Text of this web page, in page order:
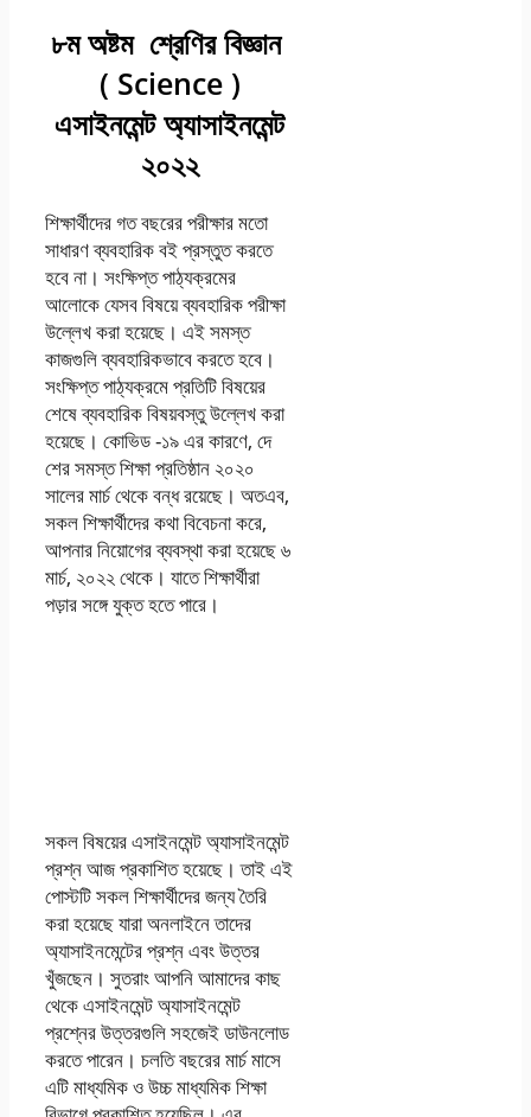
৮ম অষ্টম শ্রেণির বিজ্ঞান
( Science )
এসাইনমেন্ট অ্যাসাইনমেন্ট
২০২২
শিক্ষার্থীদের গত বছরের পরীক্ষার মতো
সাধারণ ব্যবহারিক বই প্রস্তুত করতে
হবে না। সংক্ষিপ্ত পাঠ্যক্রমের
আলোকে যেসব বিষয়ে ব্যবহারিক পরীক্ষা
উল্লেখ করা হয়েছে। এই সমস্ত
কাজগুলি ব্যবহারিকভাবে করতে হবে।
সংক্ষিপ্ত পাঠ্যক্রমে প্রতিটি বিষয়ের
শেষে ব্যবহারিক বিষয়বস্তু উল্লেখ করা
হয়েছে। কোভিড -১৯ এর কারণে, দে
শের সমস্ত শিক্ষা প্রতিষ্ঠান ২০২০
সালের মার্চ থেকে বন্ধ রয়েছে। অতএব,
সকল শিক্ষার্থীদের কথা বিবেচনা করে,
আপনার নিয়োগের ব্যবস্থা করা হয়েছে ৬
মার্চ, ২০২২ থেকে। যাতে শিক্ষার্থীরা
পড়ার সঙ্গে যুক্ত হতে পারে।
সকল বিষয়ের এসাইনমেন্ট অ্যাসাইনমেন্ট
প্রশ্ন আজ প্রকাশিত হয়েছে। তাই এই
পোস্টটি সকল শিক্ষার্থীদের জন্য তৈরি
করা হয়েছে যারা অনলাইনে তাদের
অ্যাসাইনমেন্টের প্রশ্ন এবং উত্তর
খুঁজছেন। সুতরাং আপনি আমাদের কাছ
থেকে এসাইনমেন্ট অ্যাসাইনমেন্ট
প্রশ্নের উত্তরগুলি সহজেই ডাউনলোড
করতে পারেন। চলতি বছরের মার্চ মাসে
এটি মাধ্যমিক ও উচ্চ মাধ্যমিক শিক্ষা